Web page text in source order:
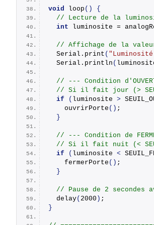
void loop ()
{
// Lecture de la
int luminosite =
// Affichage de la
  Serial.
print (
  Serial.
println (
// --- Condition
// Si il fait jour (>
if
( luminosite >
ouvrirPorte () ;
}
// --- Condition de
// Si il fait nuit (<
if
( luminosite <
fermerPorte () ;
}
// Pause de 2
delay( 2000 ) ;
}